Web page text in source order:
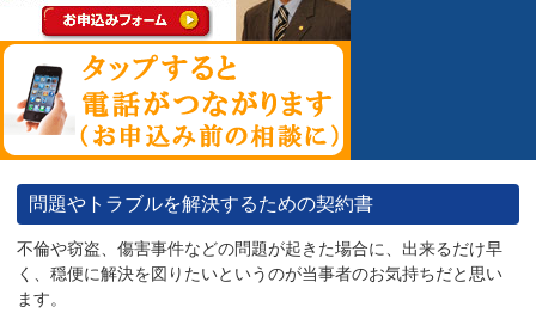
問題やトラブルを解決するための契約書
不倫や窃盗、傷害事件などの問題が起きた場合に、出来るだけ早
く、穏便に解決を図りたいというのが当事者のお気持ちだと思い
ます。